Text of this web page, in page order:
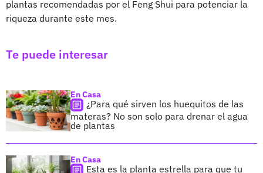
plantas recomendadas por el Feng Shui para potenciar la
riqueza durante este mes.
Te puede interesar
En Casa
¿Para qué sirven los huequitos de las
materas? No son solo para drenar el agua
de plantas
En Casa
Esta es la planta estrella para que tu